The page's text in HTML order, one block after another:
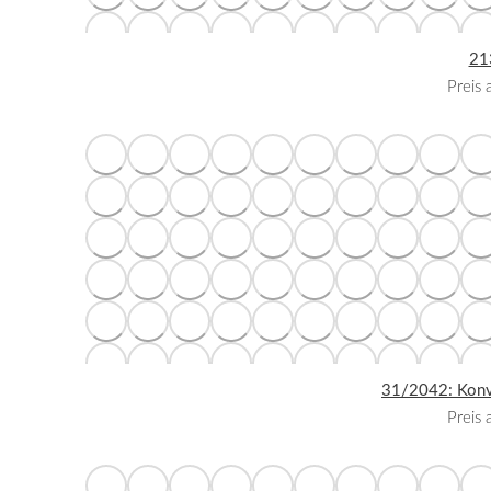
Preis
31/2042:
Preis